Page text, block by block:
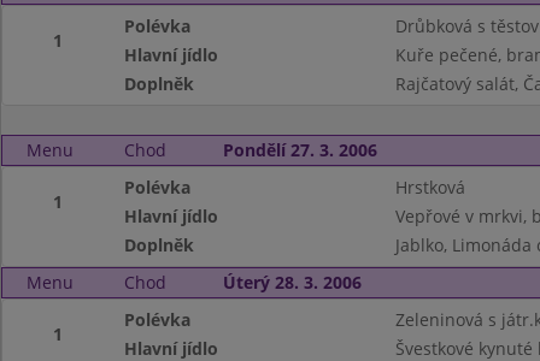
1
Polévka
Drůbková s
Hlavní jídlo
Kuře pečené,
Doplněk
Rajčatový salát,
Menu Chod Pondělí 27. 3. 2006
1
Polévka
Hrstková
Hlavní jídlo
Vepřové v mrkvi,
Doplněk
Jablko, Limonáda
Menu
Chod Úterý 28. 3. 2006
1
Polévka
Zeleninová s
Hlavní jídlo
Švestkové